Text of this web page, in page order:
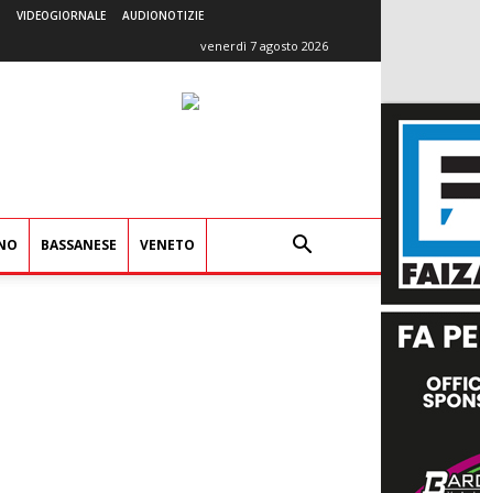
VIDEOGIORNALE AUDIONOTIZIE
venerdì 7 agosto 2026
BASSANESE VENETO